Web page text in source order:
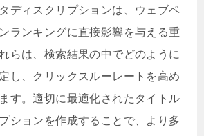
ディスクリプションは、ウェブペ
ランキングに直接影響を与える重
らは、検索結果の中でどのように
し、クリックスルーレートを高め
す。適切に最適化されたタイトル
ションを作成することで、より多